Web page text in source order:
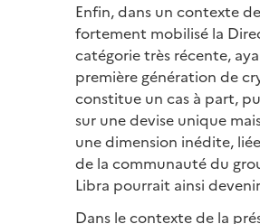
Enfin, dans un contexte
fortement mobilisé la
catégorie très récente,
première génération de
constitue un cas à part,
sur une devise unique
une dimension inédite,
de la communauté du
Libra pourrait ainsi
Dans le contexte de la